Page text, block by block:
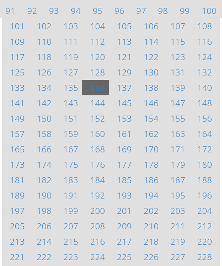
91
92 93 94 95 96 97 98 99
100
101
102 103 104 105 106 107
108
109
110 111 112 113 114 115
116
117
118 119 120 121 122 123
124
125
126 127 128 129 130 131
132
133
134 135 136 137 138 139
140
141
142 143 144 145 146 147
148
149
150 151 152 153 154 155
156
157
158 159 160 161 162 163
164
165
166 167 168 169 170 171
172
173
174 175 176 177 178 179
180
181
182 183 184 185 186 187
188
189
190 191 192 193 194 195
196
197
198 199 200 201 202 203
204
205
206 207 208 209 210 211
212
213
214 215 216 217 218 219
220
221
222 223 224 225 226 227
228